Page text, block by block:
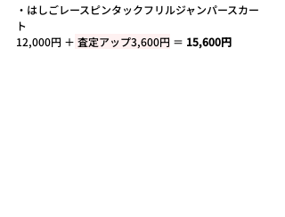
・ はしごレースピンタックフリルジャンパースカー
ト
12,000円 ＋ 査定アップ3,600円 ＝ 15,600円